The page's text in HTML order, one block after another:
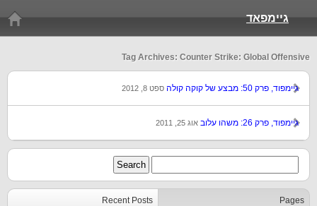
גיימפאד
Tag Archives: Counter Strike: Global Offensive
גיימפוד, פרק 50: מבצע של קוקה קולה ספט 8, 2012
גיימפוד, פרק 26: משהו עלוב אוג 25, 2011
Recent Posts Pages